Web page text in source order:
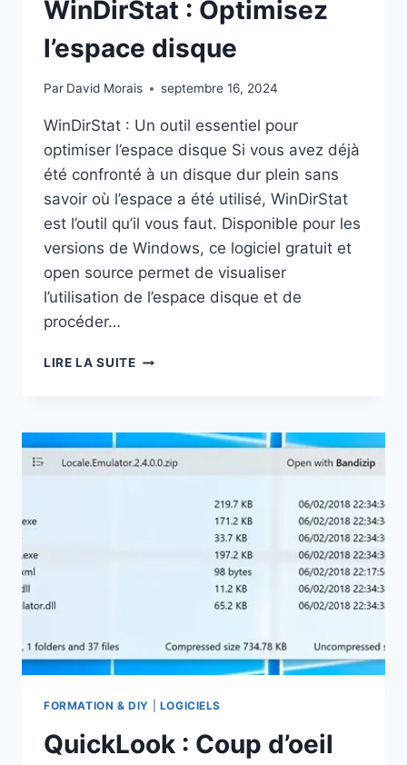
WinDirStat : Optimisez
l’espace disque
Par David Morais septembre 16, 2024
WinDirStat : Un outil essentiel pour
optimiser l’espace disque Si vous avez déjà
été confronté à un disque dur plein sans
savoir où l’espace a été utilisé, WinDirStat
est l’outil qu’il vous faut. Disponible pour les
versions de Windows, ce logiciel gratuit et
open source permet de visualiser
l’utilisation de l’espace disque et de
procéder…
LIRE LA SUITEWINDIRSTAT
DISQUE
FORMATION & DIY LOGICIELS
QuickLook : Coup d’oeil